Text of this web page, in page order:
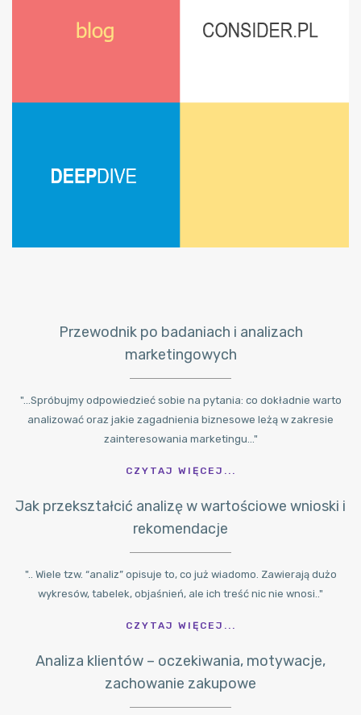
Przewodnik po badaniach i analizach
marketingowych
"...Spróbujmy odpowiedzieć sobie na pytania: co dokładnie warto
analizować oraz jakie zagadnienia biznesowe leżą w zakresie
zainteresowania marketingu..."
CZYTAJ WIĘCEJ...
Jak przekształcić analizę w wartościowe wnioski i
rekomendacje
".. Wiele tzw. “analiz” opisuje to, co już wiadomo. Zawierają dużo
wykresów, tabelek, objaśnień, ale ich treść nic nie wnosi.."
CZYTAJ WIĘCEJ...
Analiza klientów – oczekiwania, motywacje,
zachowanie zakupowe